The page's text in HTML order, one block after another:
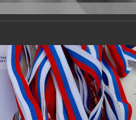
Задать вопрос
Базы данных